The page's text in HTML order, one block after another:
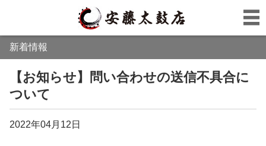
新着情報
【お知らせ】問い合わせの送信不具合に
ついて
2022年04月12日